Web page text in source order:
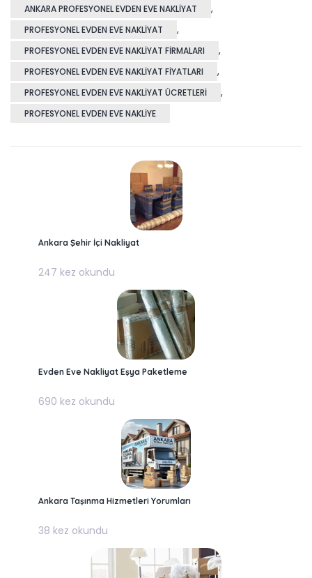
ANKARA PROFESYONEL EVDEN EVE NAKLIYAT ,
PROFESYONEL EVDEN EVE NAKLIYAT ,
PROFESYONEL EVDEN EVE NAKLIYAT FIRMALARI ,
PROFESYONEL EVDEN EVE NAKLIYAT FIYATLARI ,
PROFESYONEL EVDEN EVE NAKLIYAT ÜCRETLERI ,
PROFESYONEL EVDEN EVE NAKLIYE
Ankara Şehir İçi Nakliyat
247 kez okundu
Evden Eve Nakliyat Eşya Paketleme
690 kez okundu
Ankara Taşınma Hizmetleri Yorumları
38 kez okundu